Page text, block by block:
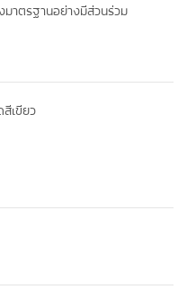
มาตรฐานอย่างมีส่วนร่วม
เขียว